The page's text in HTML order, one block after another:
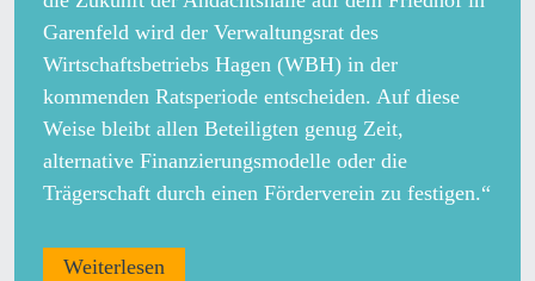
Garenfeld wird der Verwaltungsrat des
Wirtschaftsbetriebs Hagen (WBH) in der
kommenden Ratsperiode entscheiden. Auf diese
Weise bleibt allen Beteiligten genug Zeit,
alternative Finanzierungsmodelle oder die
Trägerschaft durch einen Förderverein zu festigen.“
Weiterlesen